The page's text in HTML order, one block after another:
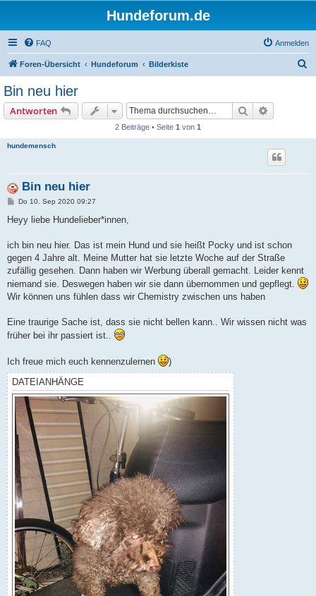
Hundeforum.de
FAQ Anmelden
Foren-Übersicht Hundeforum Bilderkiste
Bin neu hier
Antworten Suche
2 Beiträge • Seite 1 von 1
hundemensch
Bin neu hier
B
i
a
Do 10. Sep 2020 09:27
Heyy liebe Hundelieber*innen,
ich bin neu hier. Das ist mein Hund und sie heißt Pocky und ist schon
gegen 4 Jahre alt. Meine Mutter hat sie letzte Woche auf der Straße
zufällig gesehen. Dann haben wir Werbung überall gemacht. Leider kennt
niemand sie. Deswegen haben wir sie dann übernommen und gepflegt.
Wir können uns fühlen dass wir Chemistry zwischen uns haben
Eine traurige Sache ist, dass sie nicht bellen kann.. Wir wissen nicht was
früher bei ihr passiert ist..
Ich freue mich euch kennenzulernen
)
DATEIANHÄNGE